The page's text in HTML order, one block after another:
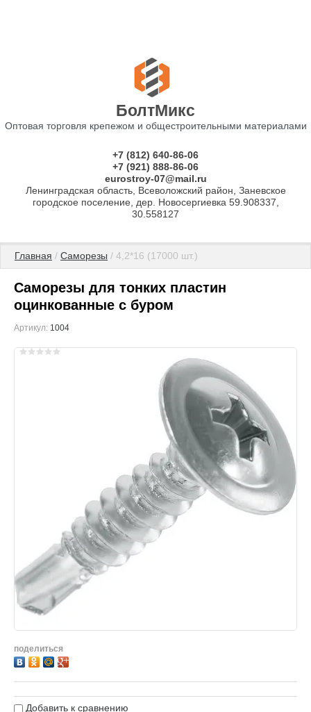
БолтМикс
Оптовая торговля крепежом и общестроительными материалами
+7 (812) 640-86-06
+7 (921) 888-86-06
eurostroy-07@mail.ru
Ленинградская область, Всеволожский район, Заневское
городское поселение, дер. Новосергиевка 59.908337,
30.558127
Главная / Саморезы / 4,2*16 (17000 шт.)
Саморезы для тонких пластин
оцинкованные с буром
Артикул: 1004
поделиться
Добавить к сравнению